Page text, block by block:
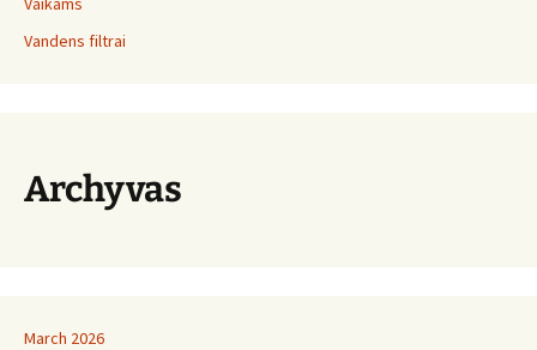
Vandens filtrai
Archyvas
March 2026